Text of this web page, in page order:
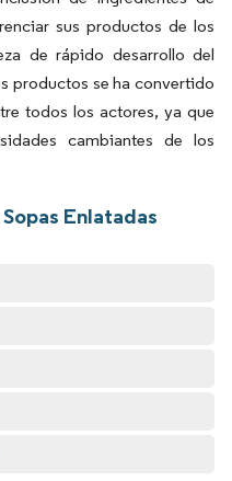
sus productos de los
de rápido desarrollo del
productos se ha convertido
todos los actores, ya que
cambiantes de los
Enlatadas